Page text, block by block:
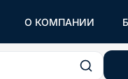
О КОМПАНИИ